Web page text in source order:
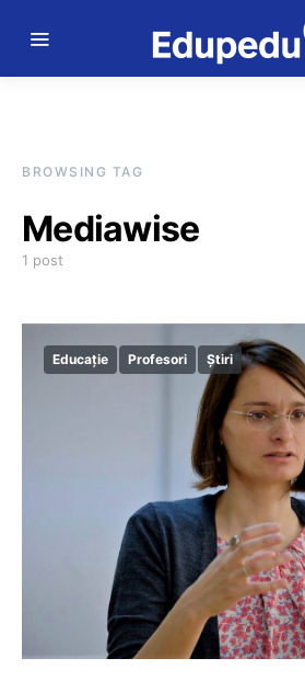
BROWSING TAG
Mediawise
1 post
Educație Profesori Știri